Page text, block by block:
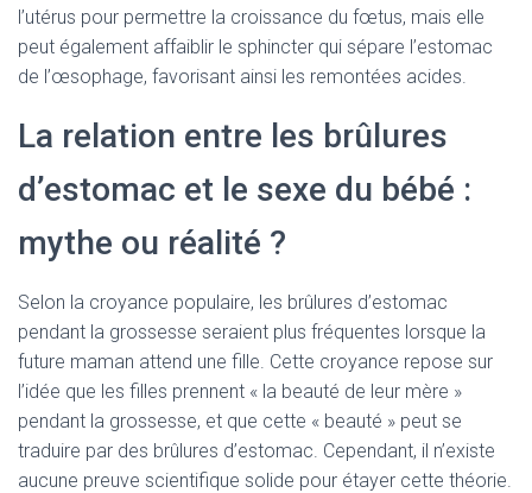
l’utérus pour permettre la croissance du fœtus, mais elle
peut également affaiblir le sphincter qui sépare l’estomac
de l’œsophage, favorisant ainsi les remontées acides.
La relation entre les brûlures
d’estomac et le sexe du bébé :
mythe ou réalité ?
Selon la croyance populaire, les brûlures d’estomac
pendant la grossesse seraient plus fréquentes lorsque la
future maman attend une fille. Cette croyance repose sur
l’idée que les filles prennent « la beauté de leur mère »
pendant la grossesse, et que cette « beauté » peut se
traduire par des brûlures d’estomac. Cependant, il n’existe
aucune preuve scientifique solide pour étayer cette théorie.